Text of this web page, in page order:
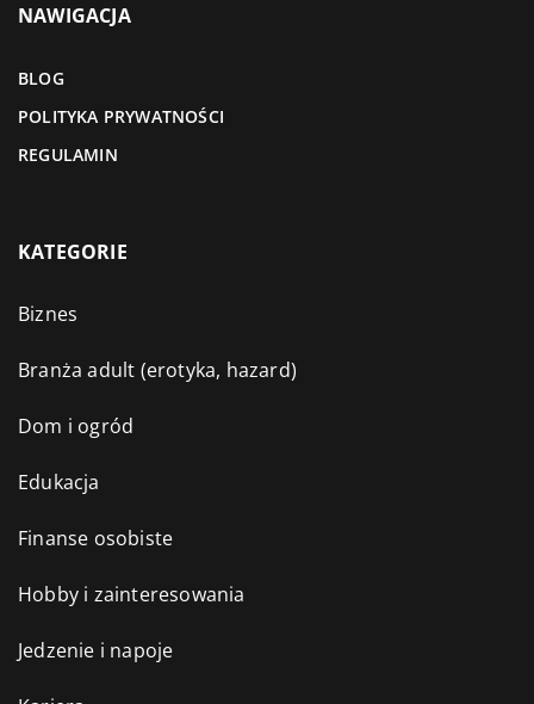
NAWIGACJA
BLOG
POLITYKA PRYWATNOŚCI
REGULAMIN
KATEGORIE
Biznes
Branża adult (erotyka, hazard)
Dom i ogród
Edukacja
Finanse osobiste
Hobby i zainteresowania
Jedzenie i napoje